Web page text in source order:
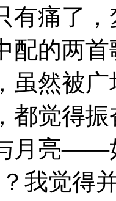
痛了，
的两首
虽然被
都觉得
月亮——
我觉得